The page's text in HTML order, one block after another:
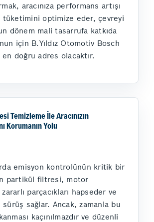
aracınıza performans artışı
tüketimini optimize eder, çevreyi
dönem mali tasarrufa katkıda
için B.Yıldız Otomotiv Bosch
doğru adres olacaktır.
Temizleme İle Aracınızın
Korumanın Yolu
emisyon kontrolünün kritik bir
partikül filtresi, motor
zararlı parçacıkları hapseder ve
sağlar. Ancak, zamanla bu
kaçınılmazdır ve düzenli